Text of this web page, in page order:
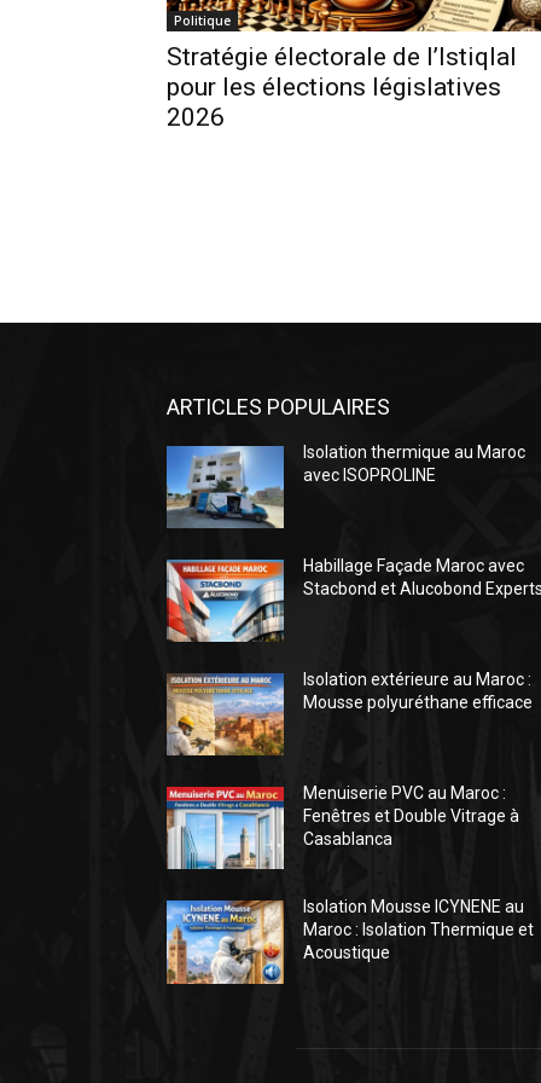
Politique
Stratégie électorale de l’Istiqlal
pour les élections législatives
2026
ARTICLES POPULAIRES
Isolation thermique au Maroc
avec ISOPROLINE
Habillage Façade Maroc avec
Stacbond et Alucobond
Isolation extérieure au Maroc :
Mousse polyuréthane efficace
Menuiserie PVC au Maroc :
Fenêtres et Double Vitrage à
Casablanca
Isolation Mousse ICYNENE au
Maroc : Isolation Thermique et
Acoustique